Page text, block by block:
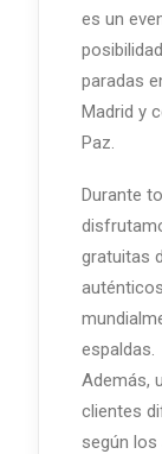
es un
paradas
Madrid y
Paz.
Durante
gratuitas
espaldas.
Además,
clientes
según